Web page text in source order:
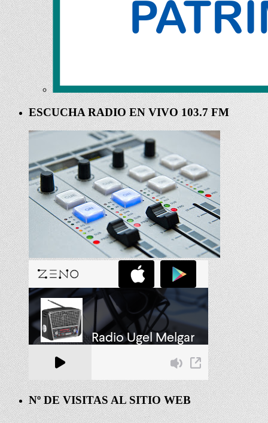
ESCUCHA RADIO EN VIVO 103.7 FM
Nº DE VISITAS AL SITIO WEB